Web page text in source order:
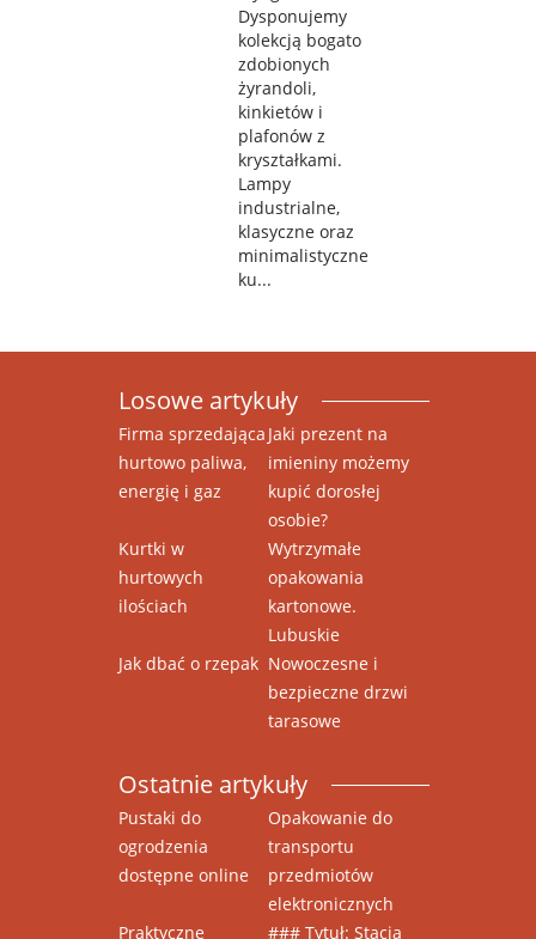
Dysponujemy
kolekcją bogato
zdobionych
żyrandoli,
kinkietów i
plafonów z
kryształkami.
Lampy
industrialne,
klasyczne oraz
minimalistyczne
ku...
Losowe artykuły
Firma sprzedająca
hurtowo paliwa,
energię i gaz
Jaki prezent na
imieniny możemy
kupić dorosłej
osobie?
Kurtki w
hurtowych
ilościach
Wytrzymałe
opakowania
kartonowe.
Lubuskie
Jak dbać o rzepak Nowoczesne i
bezpieczne drzwi
tarasowe
Ostatnie artykuły
Pustaki do
ogrodzenia
dostępne online
Opakowanie do
transportu
przedmiotów
elektronicznych
Praktyczne
### Tytuł: Stacja